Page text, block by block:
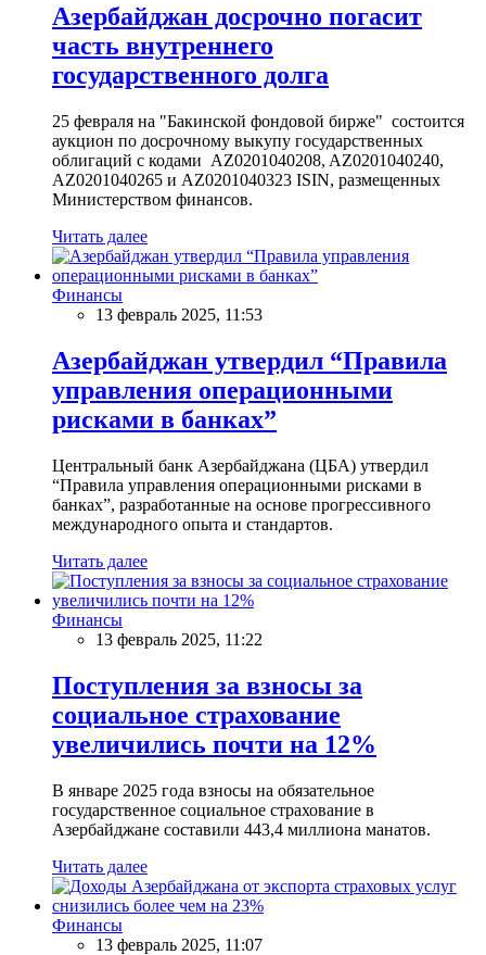
Азербайджан досрочно погасит
часть внутреннего
государственного долга
25 февраля на "Бакинской фондовой бирже" состоится
аукцион по досрочному выкупу государственных
облигаций с кодами AZ0201040208, AZ0201040240,
AZ0201040265 и AZ0201040323 ISIN, размещенных
Министерством финансов.
Читать далее
Финансы
13 февраль 2025, 11:53
Азербайджан утвердил “Правила
управления операционными
рисками в банках”
Центральный банк Азербайджана (ЦБА) утвердил
“Правила управления операционными рисками в
банках”, разработанные на основе прогрессивного
международного опыта и стандартов.
Читать далее
Финансы
13 февраль 2025, 11:22
Поступления за взносы за
социальное страхование
увеличились почти на 12%
В январе 2025 года взносы на обязательное
государственное социальное страхование в
Азербайджане составили 443,4 миллиона манатов.
Читать далее
Финансы
13 февраль 2025, 11:07